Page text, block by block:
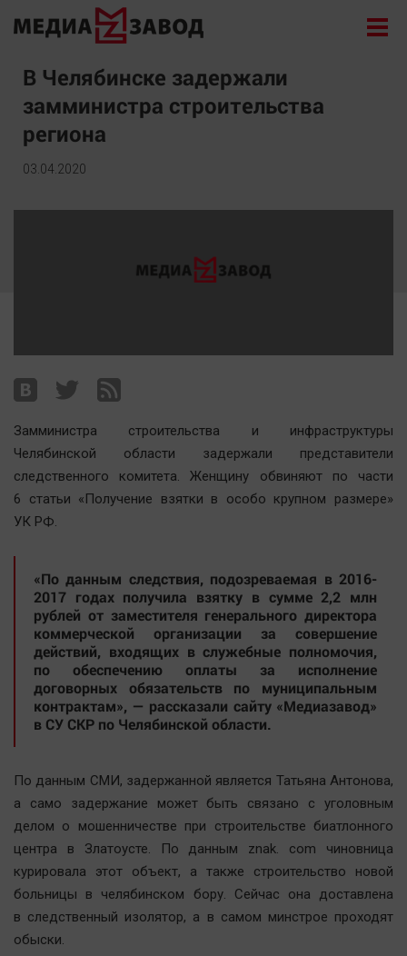
Новости
Экономика
Происшествия
Общество
Архив
Наша победа
Общество
Политика
Экономика
Происшествия
Здоровье
Культура
Курилка
Мнения
Спорт
Технологии
Отраслевые темы
Hедвижимость
Образование
Автомобили
XX век: криминальные уроки
Банки
Медиаграмотность
Медицина
В Челябинске задержали
замминистра строительства
региона
03.04.2020
Замминистра строительства и инфраструктуры
Челябинской области задержали представители
следственного комитета. Женщину обвиняют по части
6 статьи «Получение взятки в особо крупном размере»
УК РФ.
«По данным следствия, подозреваемая в 2016-
2017 годах получила взятку в сумме 2,2 млн
рублей от заместителя генерального директора
коммерческой организации за совершение
действий, входящих в служебные полномочия,
по обеспечению оплаты за исполнение
договорных обязательств по муниципальным
контрактам», — рассказали сайту «Медиазавод»
в СУ СКР по Челябинской области.
По данным СМИ, задержанной является Татьяна Антонова,
а само задержание может быть связано с уголовным
делом о мошенничестве при строительстве биатлонного
центра в Златоусте. По данным znak. com чиновница
курировала этот объект, а также строительство новой
больницы в челябинском бору. Сейчас она доставлена
в следственный изолятор, а в самом минстрое проходят
обыски.